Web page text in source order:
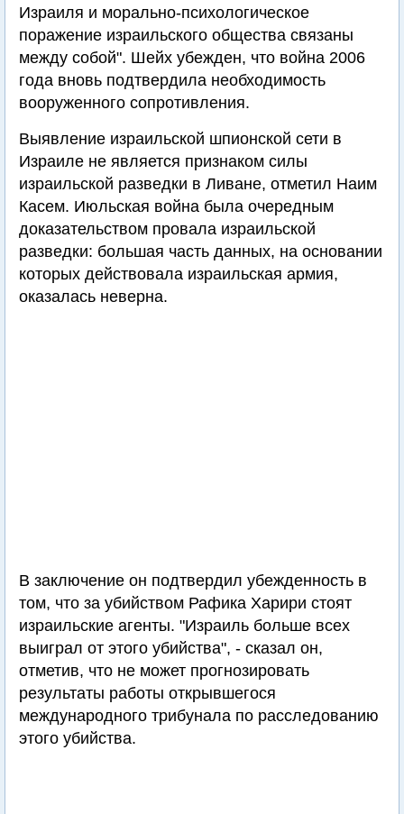
Израиля и морально-психологическое
поражение израильского общества связаны
между собой". Шейх убежден, что война 2006
года вновь подтвердила необходимость
вооруженного сопротивления.
Выявление израильской шпионской сети в
Израиле не является признаком силы
израильской разведки в Ливане, отметил Наим
Кaсем. Июльская война была очередным
доказательством провала израильской
разведки: большая часть данных, на основании
которых действовала израильская армия,
оказалась неверна.
В заключение он подтвердил убежденность в
том, что за убийством Рафика Харири стоят
израильские агенты. "Израиль больше всех
выиграл от этого убийства", - сказал он,
отметив, что не может прогнозировать
результаты работы открывшегося
международного трибунала по расследованию
этого убийства.